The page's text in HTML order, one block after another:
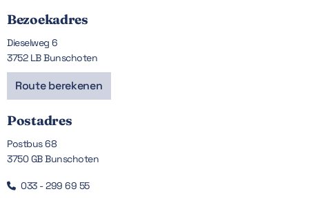
Bezoekadres
Dieselweg 6
3752 LB Bunschoten
Route berekenen
Postadres
Postbus 68
3750 GB Bunschoten
 033 - 299 69 55